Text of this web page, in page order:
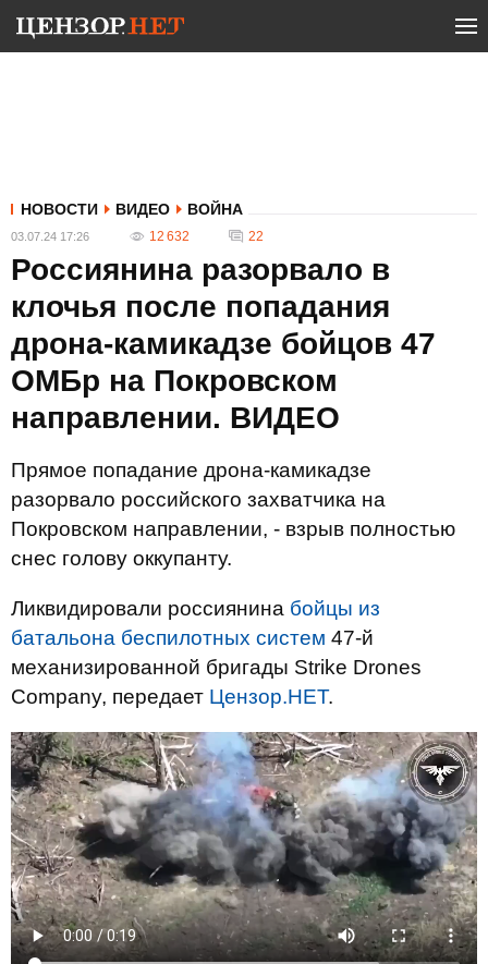
НОВОСТИ ВИДЕО ВОЙНА
03.07.24 17:26 12 632 22
Россиянина разорвало в
клочья после попадания
дрона-камикадзе бойцов 47
ОМБр на Покровском
направлении. ВИДЕО
Прямое попадание дрона-камикадзе
разорвало российского захватчика на
Покровском направлении, - взрыв полностью
снес голову оккупанту.
Ликвидировали россиянина бойцы из
батальона беспилотных систем 47-й
механизированной бригады Strike Drones
Company, передает Цензор.НЕТ.